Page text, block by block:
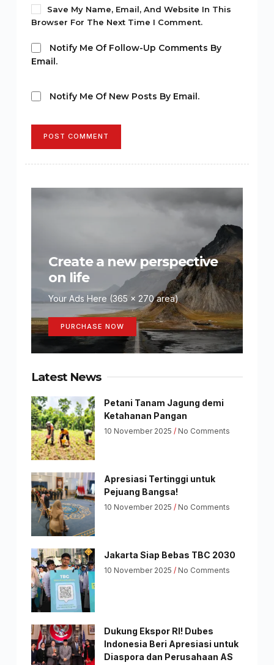
Save My Name, Email, And Website In This
Browser For The Next Time I Comment.
Notify Me Of Follow-Up Comments By
Email.
Notify Me Of New Posts By Email.
POST COMMENT
Create a new perspective
on life
Your Ads Here (365 x 270 area)
PURCHASE NOW
Latest News
Petani Tanam Jagung demi
Ketahanan Pangan
10 November 2025 No Comments
Apresiasi Tertinggi untuk
Pejuang Bangsa!
10 November 2025 No Comments
Jakarta Siap Bebas TBC 2030
10 November 2025 No Comments
Dukung Ekspor RI! Dubes
Indonesia Beri Apresiasi untuk
Diaspora dan Perusahaan AS